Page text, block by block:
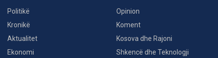
Politikë
Kronikë
Aktualitet
Ekonomi
Opinion
Koment
Kosova dhe Rajoni
Shkencë dhe Teknologji